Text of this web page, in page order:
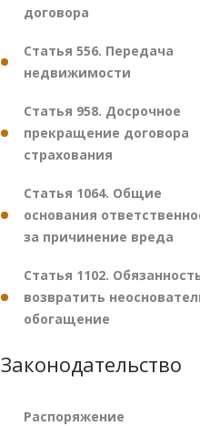
договора
Статья 556. Передача
недвижимости
Статья 958. Досрочное
прекращение договора
страхования
Статья 1064. Общие
основания
за причинение вреда
Статья 1102.
возвратить
обогащение
Законодательство
Распоряжение